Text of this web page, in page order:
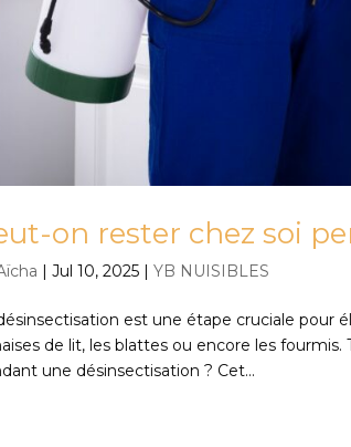
on rester chez soi
|Jul 10, 2025 |YB NUISIBLES
est une étape cruciale pour
de lit, les blattes ou encore les
une désinsectisation ? Cet...